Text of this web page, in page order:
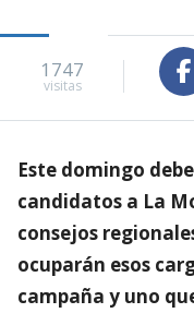
1747
visitas
Este domingo
candidatos a La
consejos
ocuparán esos
campaña y uno